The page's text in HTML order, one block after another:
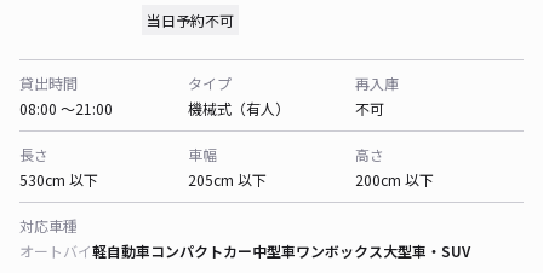
当日予約不可
貸出時間
08:00 〜21:00
タイプ
機械式（有人）
再入庫
不可
長さ
530cm 以下
車幅
205cm 以下
高さ
200cm 以下
対応車種
オートバイ軽自動車コンパクトカー中型車ワンボックス大型車・SUV